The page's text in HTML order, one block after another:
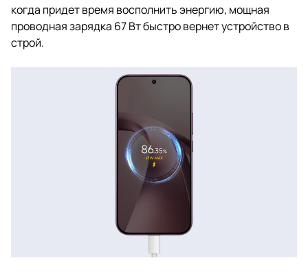
когда придет время восполнить энергию, мощная
проводная зарядка 67 Вт быстро вернет устройство в
строй.